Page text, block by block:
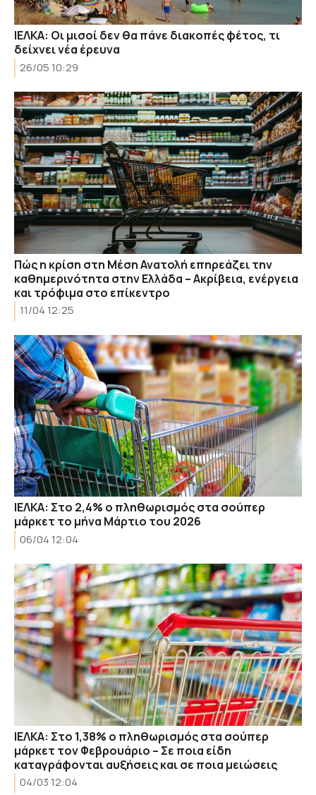
ΙΕΛΚΑ: Οι μισοί δεν θα πάνε διακοπές φέτος, τι
δείχνει νέα έρευνα
26/05 10:29
Πώς η κρίση στη Μέση Ανατολή επηρεάζει την
καθημερινότητα στην Ελλάδα – Ακρίβεια, ενέργεια
και τρόφιμα στο επίκεντρο
11/04 12:25
IEΛΚΑ: Στο 2,4% ο πληθωρισμός στα σούπερ
μάρκετ το μήνα Μάρτιο του 2026
06/04 12:04
ΙΕΛΚΑ: Στο 1,38% ο πληθωρισμός στα σούπερ
μάρκετ τον Φεβρουάριο – Σε ποια είδη
καταγράφονται αυξήσεις και σε ποια μειώσεις
04/03 12:04